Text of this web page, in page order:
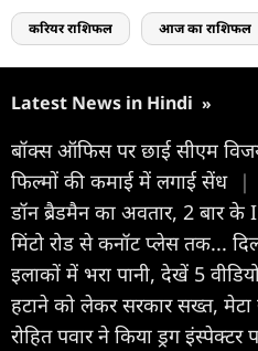
करियर राशिफल आज का राशिफल
Latest News in Hindi »
बॉक्स ऑफिस पर छाई सीएम
फिल्मों की कमाई में लगाई सेंध |
डॉन ब्रैडमैन का अवतार, 2 बार के
मिंटो रोड से कनॉट प्लेस तक...
इलाकों में भरा पानी, देखें 5
हटाने को लेकर सरकार सख्त,
रोहित पवार ने किया ड्रग